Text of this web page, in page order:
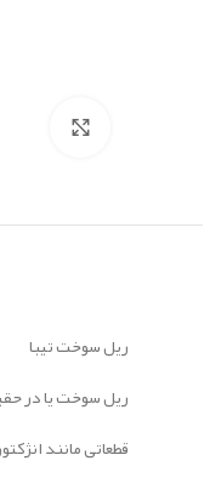
ریل سوخت تیبا
ریل سوخت یا در
قطعاتی مانند